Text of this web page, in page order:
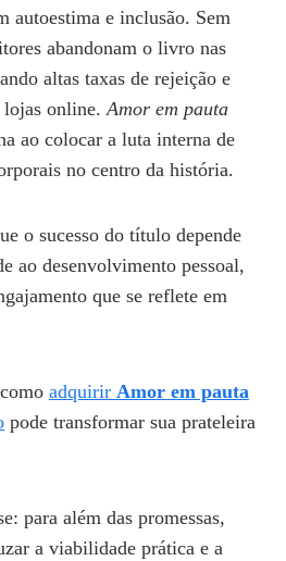
autoestima e inclusão. Sem
abandonam o livro nas
altas taxas de rejeição e
lojas online.Amor em pauta
ao colocar a luta interna de
no centro da história.
o sucesso do título depende
ao desenvolvimento pessoal,
que se reflete em
adquirir Amor em pauta
pode transformar sua prateleira
para além das promessas,
a viabilidade prática e a